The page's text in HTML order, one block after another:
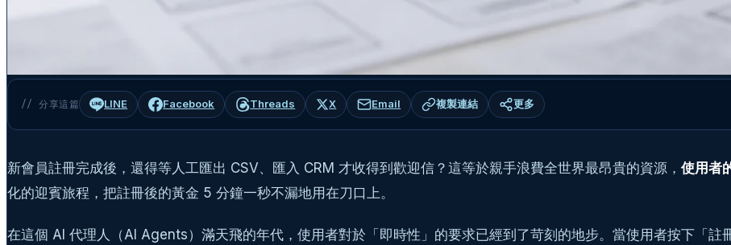
// 分享這篇 LINE Facebook Threads X Email 複製連結 更多
新會員註冊完成後，還得等人工匯出 CSV、匯入 CRM 才收得到歡迎信？這等於親手浪費全世界最昂貴的資源， 使用者
化的迎賓旅程，把註冊後的黃金 5 分鐘一秒不漏地用在刀口上。
在這個 AI 代理人（AI Agents）滿天飛的年代，使用者對於「即時性」的要求已經到了苛刻的地步。當使用者按下「